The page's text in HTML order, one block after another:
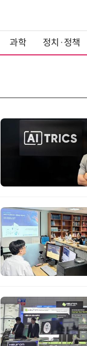
과학 정치·정책